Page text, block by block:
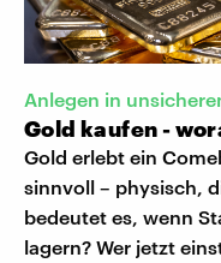
Anlegen in
Gold kaufen -
Gold erlebt ein
sinnvoll – physisch,
bedeutet es, wenn
lagern? Wer jetzt